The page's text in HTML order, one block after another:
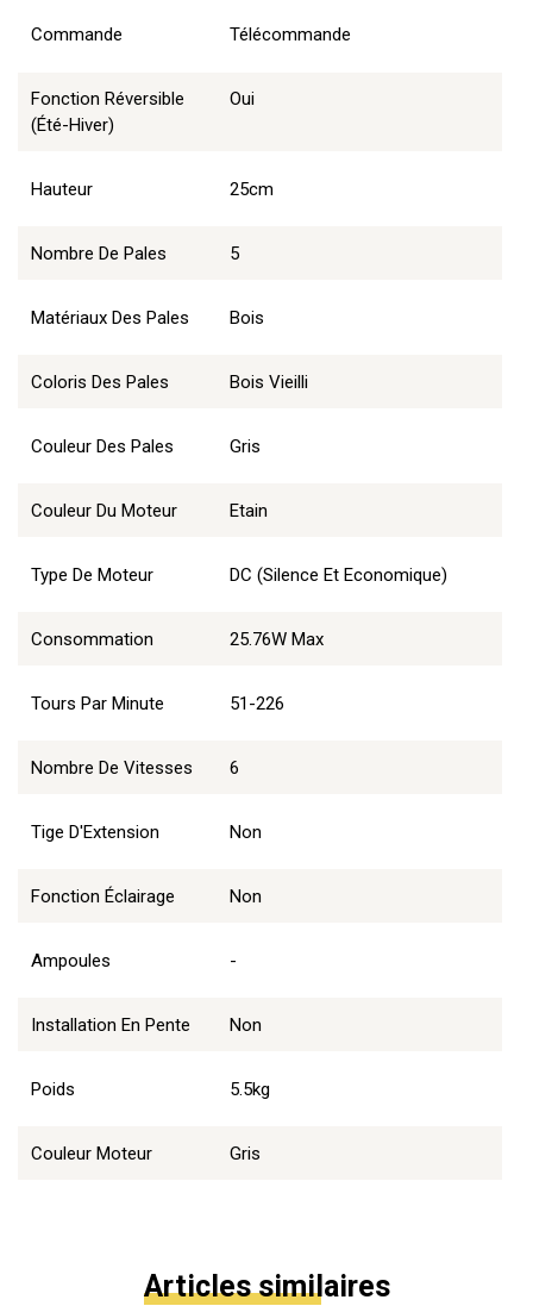
Commande Télécommande
Fonction Réversible
(été-Hiver)
Oui
Hauteur 25cm
Nombre De Pales 5
Matériaux Des Pales Bois
Coloris Des Pales Bois Vieilli
Couleur Des Pales Gris
Couleur Du Moteur Etain
Type De Moteur DC (Silence Et Economique)
Consommation 25.76W Max
Tours Par Minute 51-226
Nombre De Vitesses 6
Tige D'Extension Non
Fonction Éclairage Non
Ampoules -
Installation En Pente Non
Poids 5.5kg
Couleur Moteur Gris
Articles similaires